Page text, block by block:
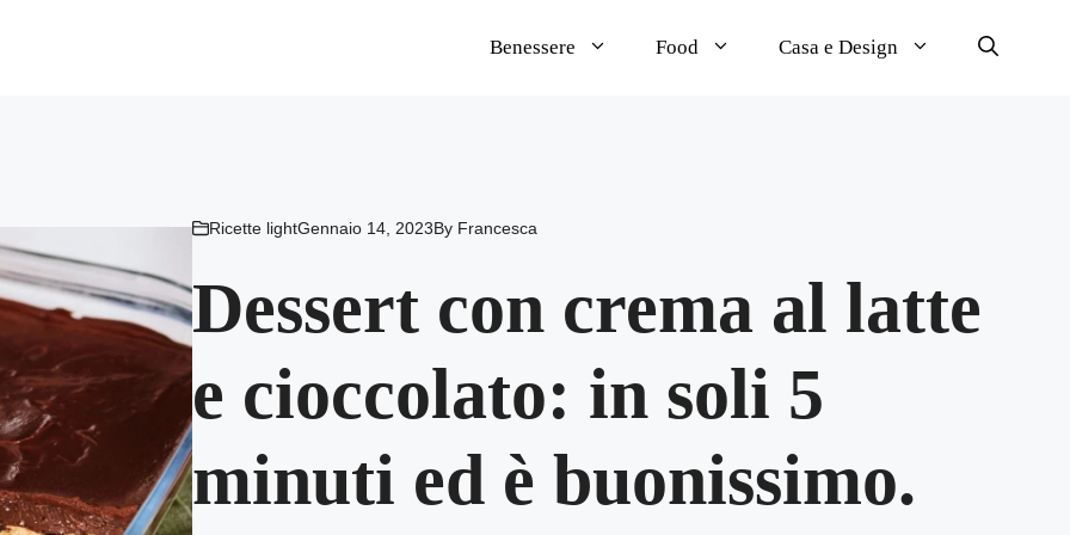
Benessere Food Casa e Design
Ricette lightGennaio 14, 2023By Francesca
Dessert con crema al latte
e cioccolato: in soli 5
minuti ed è buonissimo.